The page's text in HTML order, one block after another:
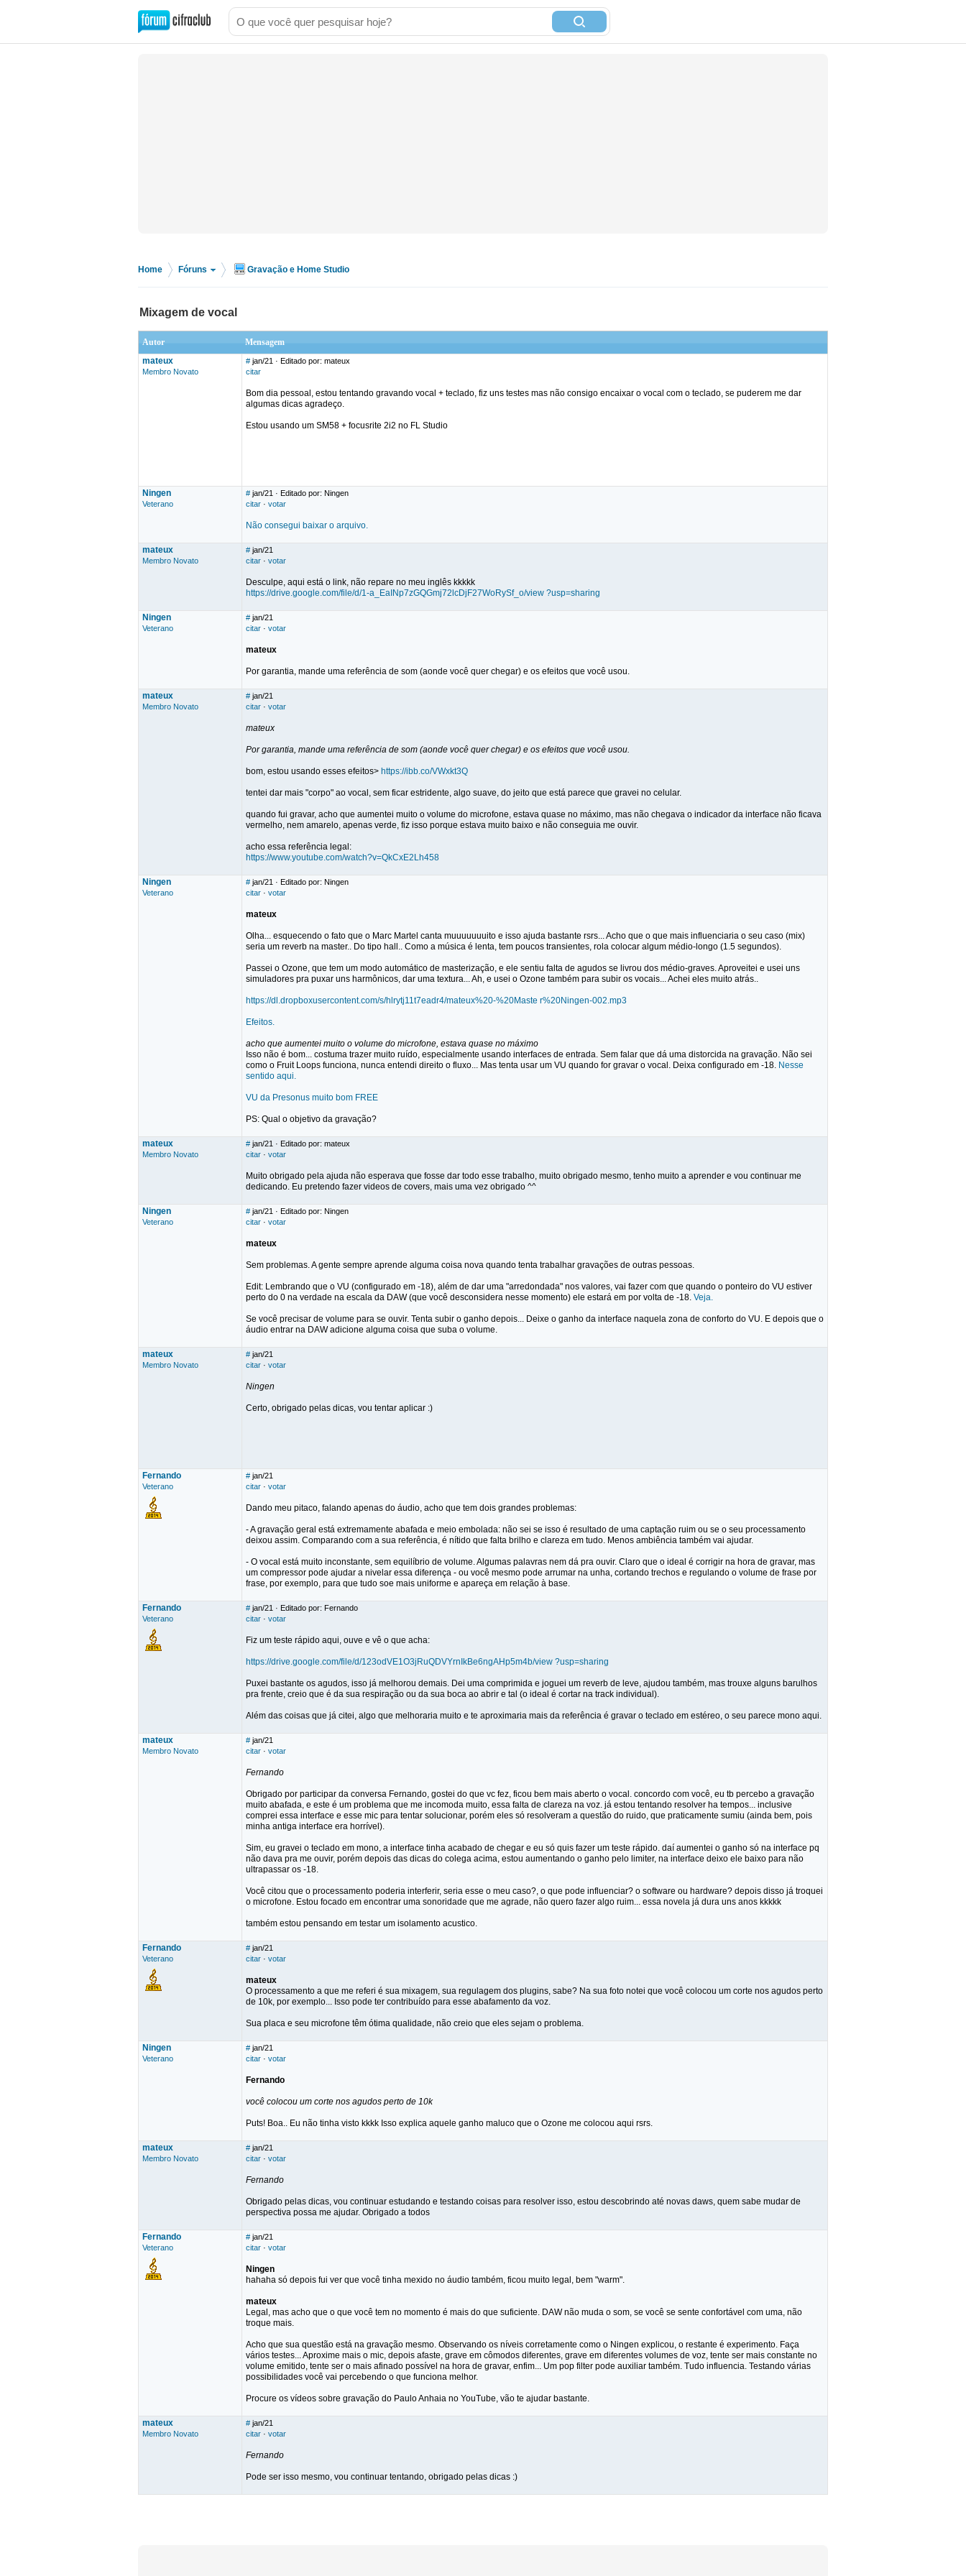
Home Fóruns Gravação e Home Studio
Mixagem de vocal
Autor
Mensagem
mateux
Membro Novato
# jan/21 · Editado por: mateux
citar
Bom dia pessoal, estou tentando gravando vocal + teclado, fiz uns testes mas não consigo encaixar o vocal com o teclado, se puderem me dar
algumas dicas agradeço.
Estou usando um SM58 + focusrite 2i2 no FL Studio
Ningen
Veterano
# jan/21 · Editado por: Ningen
citar · votar
Não consegui baixar o arquivo.
mateux
Membro Novato
# jan/21
citar · votar
Desculpe, aqui está o link, não repare no meu inglês kkkkk
https://drive.google.com/file/d/1-a_EaINp7zGQGmj72lcDjF27WoRySf_o/view ?usp=sharing
Ningen
Veterano
# jan/21
citar · votar
mateux
Por garantia, mande uma referência de som (aonde você quer chegar) e os efeitos que você usou.
mateux
Membro Novato
# jan/21
citar · votar
mateux
Por garantia, mande uma referência de som (aonde você quer chegar) e os efeitos que você usou.
bom, estou usando esses efeitos> https://ibb.co/VWxkt3Q
tentei dar mais "corpo" ao vocal, sem ficar estridente, algo suave, do jeito que está parece que gravei no celular.
quando fui gravar, acho que aumentei muito o volume do microfone, estava quase no máximo, mas não chegava o indicador da interface não ficava
vermelho, nem amarelo, apenas verde, fiz isso porque estava muito baixo e não conseguia me ouvir.
acho essa referência legal:
https://www.youtube.com/watch?v=QkCxE2Lh458
Ningen
Veterano
# jan/21 · Editado por: Ningen
citar · votar
mateux
Olha... esquecendo o fato que o Marc Martel canta muuuuuuuito e isso ajuda bastante rsrs... Acho que o que mais influenciaria o seu caso (mix)
seria um reverb na master.. Do tipo hall.. Como a música é lenta, tem poucos transientes, rola colocar algum médio-longo (1.5 segundos).
Passei o Ozone, que tem um modo automático de masterização, e ele sentiu falta de agudos se livrou dos médio-graves. Aproveitei e usei uns
simuladores pra puxar uns harmônicos, dar uma textura... Ah, e usei o Ozone também para subir os vocais... Achei eles muito atrás..
https://dl.dropboxusercontent.com/s/hlrytj11t7eadr4/mateux%20-%20Maste r%20Ningen-002.mp3
Efeitos.
acho que aumentei muito o volume do microfone, estava quase no máximo
Isso não é bom... costuma trazer muito ruído, especialmente usando interfaces de entrada. Sem falar que dá uma distorcida na gravação. Não sei
como o Fruit Loops funciona, nunca entendi direito o fluxo... Mas tenta usar um VU quando for gravar o vocal. Deixa configurado em -18. Nesse
sentido aqui.
VU da Presonus muito bom FREE
PS: Qual o objetivo da gravação?
mateux
Membro Novato
# jan/21 · Editado por: mateux
citar · votar
Muito obrigado pela ajuda não esperava que fosse dar todo esse trabalho, muito obrigado mesmo, tenho muito a aprender e vou continuar me
dedicando. Eu pretendo fazer videos de covers, mais uma vez obrigado ^^
Ningen
Veterano
# jan/21 · Editado por: Ningen
citar · votar
mateux
Sem problemas. A gente sempre aprende alguma coisa nova quando tenta trabalhar gravações de outras pessoas.
Edit: Lembrando que o VU (configurado em -18), além de dar uma "arredondada" nos valores, vai fazer com que quando o ponteiro do VU estiver
perto do 0 na verdade na escala da DAW (que você desconsidera nesse momento) ele estará em por volta de -18. Veja.
Se você precisar de volume para se ouvir. Tenta subir o ganho depois... Deixe o ganho da interface naquela zona de conforto do VU. E depois que o
áudio entrar na DAW adicione alguma coisa que suba o volume.
mateux
Membro Novato
# jan/21
citar · votar
Ningen
Certo, obrigado pelas dicas, vou tentar aplicar :)
Fernando
Veterano
# jan/21
citar · votar
Dando meu pitaco, falando apenas do áudio, acho que tem dois grandes problemas:
- A gravação geral está extremamente abafada e meio embolada: não sei se isso é resultado de uma captação ruim ou se o seu processamento
deixou assim. Comparando com a sua referência, é nítido que falta brilho e clareza em tudo. Menos ambiência também vai ajudar.
- O vocal está muito inconstante, sem equilíbrio de volume. Algumas palavras nem dá pra ouvir. Claro que o ideal é corrigir na hora de gravar, mas
um compressor pode ajudar a nivelar essa diferença - ou você mesmo pode arrumar na unha, cortando trechos e regulando o volume de frase por
frase, por exemplo, para que tudo soe mais uniforme e apareça em relação à base.
Fernando
Veterano
# jan/21 · Editado por: Fernando
citar · votar
Fiz um teste rápido aqui, ouve e vê o que acha:
https://drive.google.com/file/d/123odVE1O3jRuQDVYrnIkBe6ngAHp5m4b/view ?usp=sharing
Puxei bastante os agudos, isso já melhorou demais. Dei uma comprimida e joguei um reverb de leve, ajudou também, mas trouxe alguns barulhos
pra frente, creio que é da sua respiração ou da sua boca ao abrir e tal (o ideal é cortar na track individual).
Além das coisas que já citei, algo que melhoraria muito e te aproximaria mais da referência é gravar o teclado em estéreo, o seu parece mono aqui.
mateux
Membro Novato
# jan/21
citar · votar
Fernando
Obrigado por participar da conversa Fernando, gostei do que vc fez, ficou bem mais aberto o vocal. concordo com você, eu tb percebo a gravação
muito abafada, e este é um problema que me incomoda muito, essa falta de clareza na voz. já estou tentando resolver ha tempos... inclusive
comprei essa interface e esse mic para tentar solucionar, porém eles só resolveram a questão do ruido, que praticamente sumiu (ainda bem, pois
minha antiga interface era horrível).
Sim, eu gravei o teclado em mono, a interface tinha acabado de chegar e eu só quis fazer um teste rápido. daí aumentei o ganho só na interface pq
não dava pra me ouvir, porém depois das dicas do colega acima, estou aumentando o ganho pelo limiter, na interface deixo ele baixo para não
ultrapassar os -18.
Você citou que o processamento poderia interferir, seria esse o meu caso?, o que pode influenciar? o software ou hardware? depois disso já troquei
o microfone. Estou focado em encontrar uma sonoridade que me agrade, não quero fazer algo ruim... essa novela já dura uns anos kkkkk
também estou pensando em testar um isolamento acustico.
Fernando
Veterano
# jan/21
citar · votar
mateux
O processamento a que me referi é sua mixagem, sua regulagem dos plugins, sabe? Na sua foto notei que você colocou um corte nos agudos perto
de 10k, por exemplo... Isso pode ter contribuído para esse abafamento da voz.
Sua placa e seu microfone têm ótima qualidade, não creio que eles sejam o problema.
Ningen
Veterano
# jan/21
citar · votar
Fernando
você colocou um corte nos agudos perto de 10k
Puts! Boa.. Eu não tinha visto kkkk Isso explica aquele ganho maluco que o Ozone me colocou aqui rsrs.
mateux
Membro Novato
# jan/21
citar · votar
Fernando
Obrigado pelas dicas, vou continuar estudando e testando coisas para resolver isso, estou descobrindo até novas daws, quem sabe mudar de
perspectiva possa me ajudar. Obrigado a todos
Fernando
Veterano
# jan/21
citar · votar
Ningen
hahaha só depois fui ver que você tinha mexido no áudio também, ficou muito legal, bem "warm".
mateux
Legal, mas acho que o que você tem no momento é mais do que suficiente. DAW não muda o som, se você se sente confortável com uma, não
troque mais.
Acho que sua questão está na gravação mesmo. Observando os níveis corretamente como o Ningen explicou, o restante é experimento. Faça
vários testes... Aproxime mais o mic, depois afaste, grave em cômodos diferentes, grave em diferentes volumes de voz, tente ser mais constante no
volume emitido, tente ser o mais afinado possível na hora de gravar, enfim... Um pop filter pode auxiliar também. Tudo influencia. Testando várias
possibilidades você vai percebendo o que funciona melhor.
Procure os vídeos sobre gravação do Paulo Anhaia no YouTube, vão te ajudar bastante.
mateux
Membro Novato
# jan/21
citar · votar
Fernando
Pode ser isso mesmo, vou continuar tentando, obrigado pelas dicas :)